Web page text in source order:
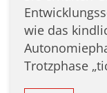
wie das
Trotzphase